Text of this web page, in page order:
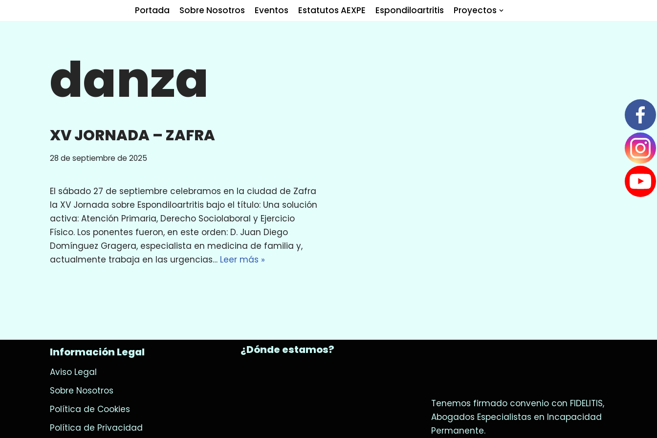
Portada Sobre Nosotros Eventos Estatutos AEXPE Espondiloartritis Proyectos
danza
XV JORNADA – ZAFRA
28 de septiembre de 2025
El sábado 27 de septiembre celebramos en la ciudad de Zafra
la XV Jornada sobre Espondiloartritis bajo el título: Una solución
activa: Atención Primaria, Derecho Sociolaboral y Ejercicio
Físico. Los ponentes fueron, en este orden: D. Juan Diego
Domínguez Gragera, especialista en medicina de familia y,
actualmente trabaja en las urgencias… Leer más »
Información Legal
Aviso Legal
Sobre Nosotros
Política de Cookies
Política de Privacidad
¿Dónde estamos?
Tenemos firmado convenio con FIDELITIS,
Abogados Especialistas en Incapacidad
Permanente.